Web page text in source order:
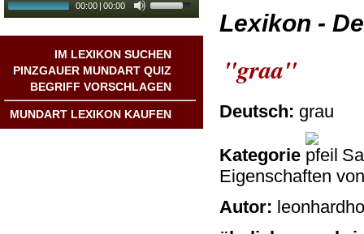
00:00 | 00:00
IM LEXIKON SUCHEN
PINZGAUER MUNDART QUIZ
BEGRIFF VORSCHLAGEN
MUNDART LEXIKON KAUFEN
Lexikon -
"graa"
Deutsch: grau
Kategorie
Eigenschaften
Autor: